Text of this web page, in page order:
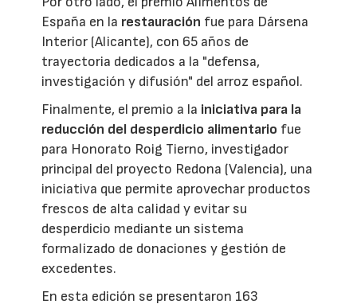
España en la restauración fue para Dársena
Interior (Alicante), con 65 años de
trayectoria dedicados a la "defensa,
investigación y difusión" del arroz español.
Finalmente, el premio a la iniciativa para la
reducción del desperdicio alimentario fue
para Honorato Roig Tierno, investigador
principal del proyecto Redona (Valencia), una
iniciativa que permite aprovechar productos
frescos de alta calidad y evitar su
desperdicio mediante un sistema
formalizado de donaciones y gestión de
excedentes.
En esta edición se presentaron 163